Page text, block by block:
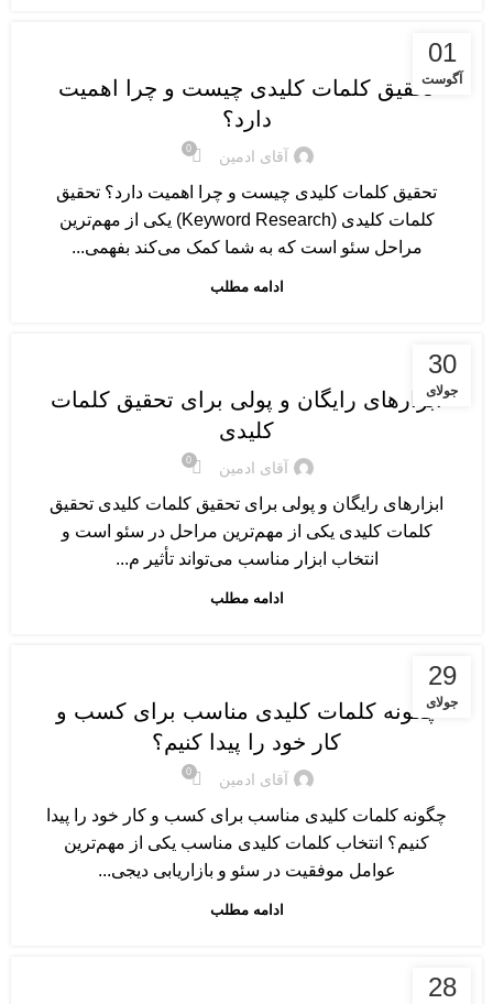
01
آگوست
آموزش سئو پایه و مقدماتی
تحقیق کلمات کلیدی چیست و چرا اهمیت
دارد؟
آقای ادمین 0
تحقیق کلمات کلیدی چیست و چرا اهمیت دارد؟ تحقیق
کلمات کلیدی (Keyword Research) یکی از مهم‌ترین
مراحل سئو است که به شما کمک می‌کند بفهمی...
ادامه مطلب
30
جولای
آموزش سئو پایه و مقدماتی
ابزارهای رایگان و پولی برای تحقیق کلمات
کلیدی
آقای ادمین 0
ابزارهای رایگان و پولی برای تحقیق کلمات کلیدی تحقیق
کلمات کلیدی یکی از مهم‌ترین مراحل در سئو است و
انتخاب ابزار مناسب می‌تواند تأثیر م...
ادامه مطلب
29
جولای
آموزش سئو پایه و مقدماتی
چگونه کلمات کلیدی مناسب برای کسب و
کار خود را پیدا کنیم؟
آقای ادمین 0
چگونه کلمات کلیدی مناسب برای کسب و کار خود را پیدا
کنیم؟ انتخاب کلمات کلیدی مناسب یکی از مهم‌ترین
عوامل موفقیت در سئو و بازاریابی دیجی...
ادامه مطلب
28آموزش سئو پایه و مقدماتی